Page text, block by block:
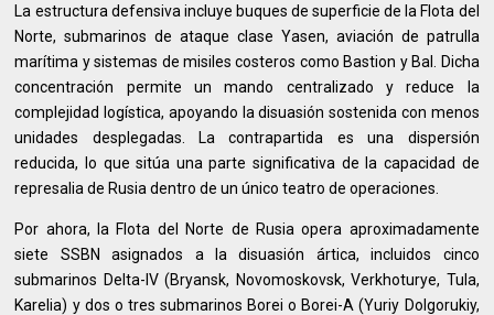
La estructura defensiva incluye buques de superficie de la Flota del
Norte, submarinos de ataque clase Yasen, aviación de patrulla
marítima y sistemas de misiles costeros como Bastion y Bal. Dicha
concentración permite un mando centralizado y reduce la
complejidad logística, apoyando la disuasión sostenida con menos
unidades desplegadas. La contrapartida es una dispersión
reducida, lo que sitúa una parte significativa de la capacidad de
represalia de Rusia dentro de un único teatro de operaciones.
Por ahora, la Flota del Norte de Rusia opera aproximadamente
siete SSBN asignados a la disuasión ártica, incluidos cinco
submarinos Delta-IV (Bryansk, Novomoskovsk, Verkhoturye, Tula,
Karelia) y dos o tres submarinos Borei o Borei-A (Yuriy Dolgorukiy,